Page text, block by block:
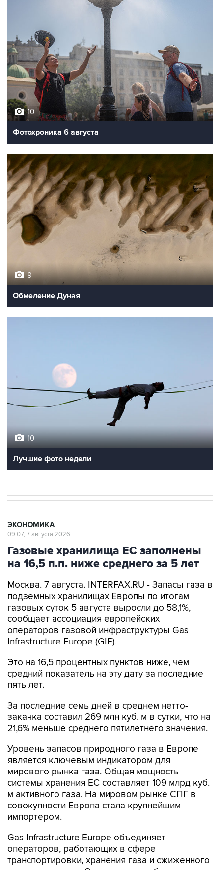
10
Фотохроника 6 августа
9
Обмеление Дуная
10
Лучшие фото недели
ЭКОНОМИКА
09:07, 7 августа 2026
Газовые хранилища ЕС заполнены
на 16,5 п.п. ниже среднего за 5 лет
Москва. 7 августа. INTERFAX.RU - Запасы газа в
подземных хранилищах Европы по итогам
газовых суток 5 августа выросли до 58,1%,
сообщает ассоциация европейских
операторов газовой инфраструктуры Gas
Infrastructure Europe (GIE).
Это на 16,5 процентных пунктов ниже, чем
средний показатель на эту дату за последние
пять лет.
За последние семь дней в среднем нетто-
закачка составил 269 млн куб. м в сутки, что на
21,6% меньше среднего пятилетнего значения.
Уровень запасов природного газа в Европе
является ключевым индикатором для
мирового рынка газа. Общая мощность
системы хранения ЕС составляет 109 млрд куб.
м активного газа. На мировом рынке СПГ в
совокупности Европа стала крупнейшим
импортером.
Gas Infrastructure Europe объединяет
операторов, работающих в сфере
транспортировки, хранения газа и сжиженного